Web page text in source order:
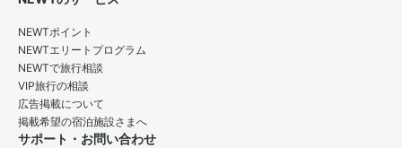
NEWTポイント
NEWTエリートプログラム
NEWTで旅行相談
VIP旅行の相談
広告掲載について
掲載希望の宿泊施設さまへ
サポート・お問い合わせ